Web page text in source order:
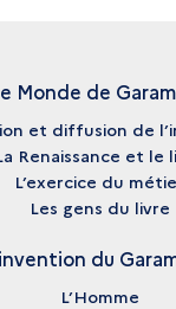
Monde de
et diffusion de
Renaissance et le
L’exercice du
Les gens du livre
du
L’Homme